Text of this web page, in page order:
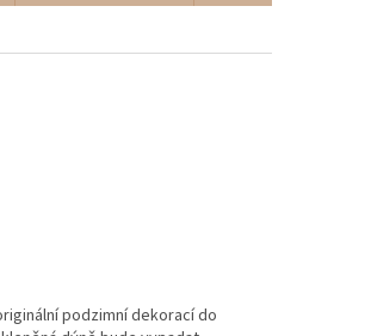
podzimní dekorací do